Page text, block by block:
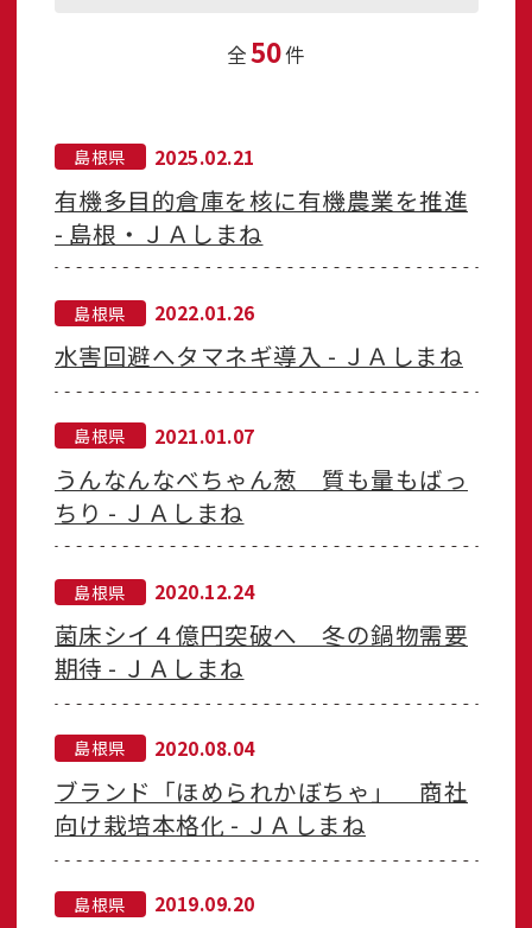
全50件
島根県 2025.02.21
有機多目的倉庫を核に有機農業を推進
- 島根・ＪＡしまね
島根県 2022.01.26
水害回避へタマネギ導入 - ＪＡしまね
島根県 2021.01.07
うんなんなべちゃん葱 質も量もばっ
ちり - ＪＡしまね
島根県 2020.12.24
菌床シイ４億円突破へ 冬の鍋物需要
期待 - ＪＡしまね
島根県 2020.08.04
ブランド「ほめられかぼちゃ」 商社
向け栽培本格化 - ＪＡしまね
島根県 2019.09.20